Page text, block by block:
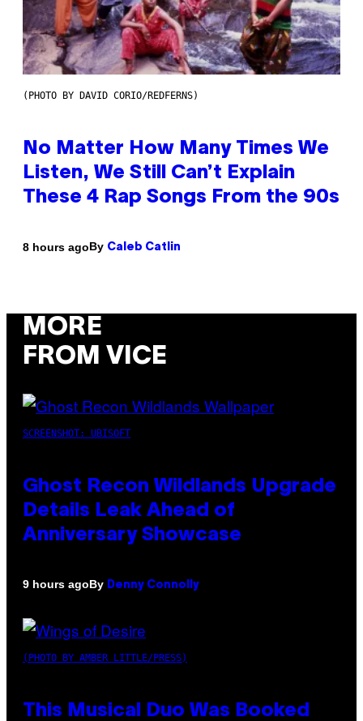
(PHOTO BY DAVID CORIO/REDFERNS)
No Matter How Many Times We
Listen, We Still Can’t Explain
These 4 Rap Songs From the 90s
8 hours agoBy Caleb Catlin
MORE
FROM VICE
SCREENSHOT: UBISOFT
Ghost Recon Wildlands Upgrade
Details Leak Ahead of
Anniversary Showcase
9 hours agoBy Denny Connolly
(PHOTO BY AMBER LITTLE/PRESS)
This Musical Duo Was Booked